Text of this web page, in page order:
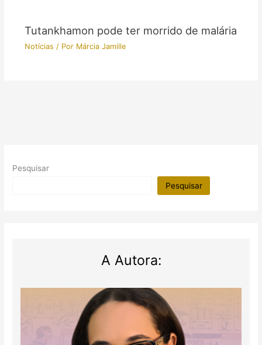
Tutankhamon pode ter morrido de malária
Notícias / Por Márcia Jamille
Pesquisar
Pesquisar
A Autora: